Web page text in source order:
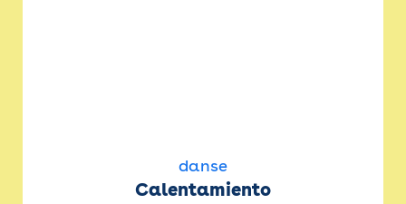
danse
Calentamiento